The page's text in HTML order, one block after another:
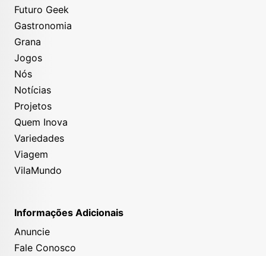
Futuro Geek
Gastronomia
Grana
Jogos
Nós
Notícias
Projetos
Quem Inova
Variedades
Viagem
VilaMundo
Informações Adicionais
Anuncie
Fale Conosco